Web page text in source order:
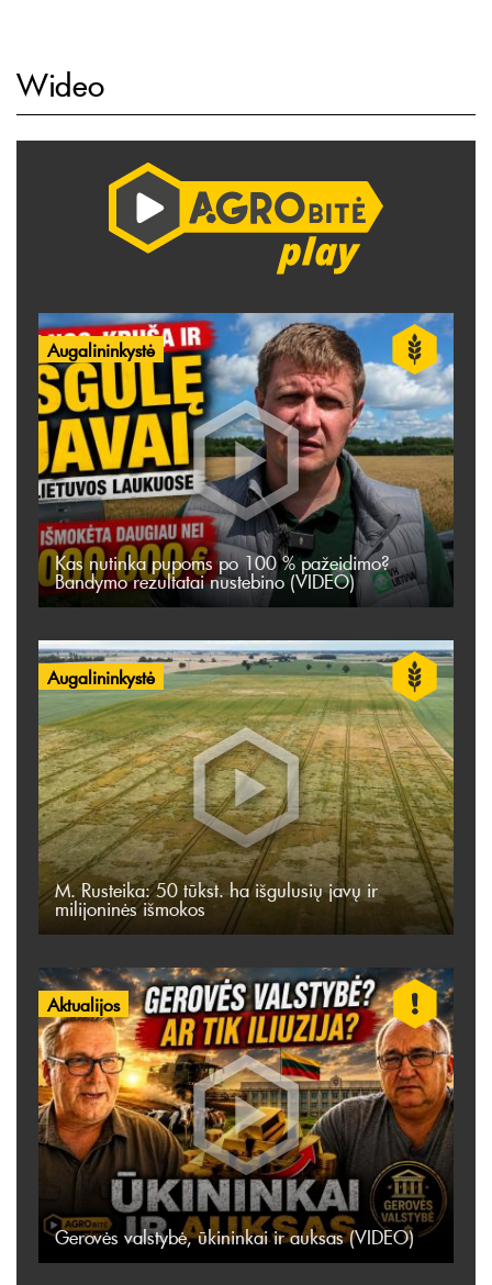
Wideo
Augalininkystė
Kas nutinka pupoms po 100 % pažeidimo?
Bandymo rezultatai nustebino (VIDEO)
Augalininkystė
M. Rusteika: 50 tūkst. ha išgulusių javų ir
milijoninės išmokos
Aktualijos
Gerovės valstybė, ūkininkai ir auksas (VIDEO)